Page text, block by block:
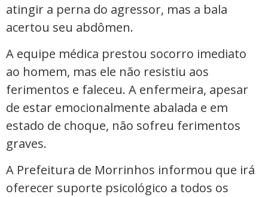
atingir a perna do agressor, mas a bala
acertou seu abdômen.
A equipe médica prestou socorro imediato
ao homem, mas ele não resistiu aos
ferimentos e faleceu. A enfermeira, apesar
de estar emocionalmente abalada e em
estado de choque, não sofreu ferimentos
graves.
A Prefeitura de Morrinhos informou que irá
oferecer suporte psicológico a todos os